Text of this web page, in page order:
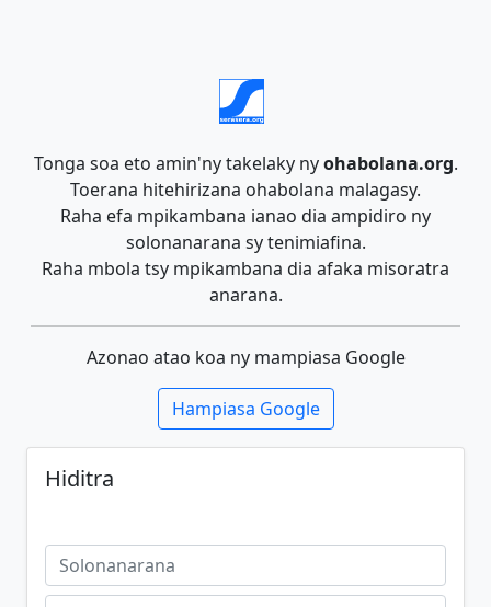
Tonga soa eto amin'ny takelaky nyohabolana.org.
Toerana hitehirizana ohabolana malagasy.
Raha efa mpikambana ianao dia ampidiro ny
solonanarana sy tenimiafina.
Raha mbola tsy mpikambana dia afaka misoratra
anarana.
Azonao atao koa ny mampiasa Google
Hampiasa Google
Hiditra